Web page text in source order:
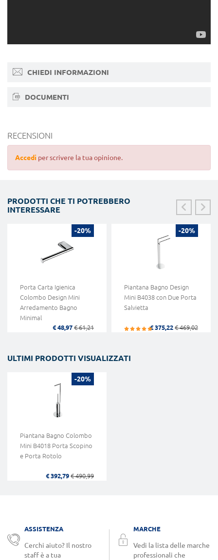
CHIEDI INFORMAZIONI
DOCUMENTI
RECENSIONI
Accedi per scrivere la tua opinione.
PRODOTTI CHE TI POTREBBERO
INTERESSARE
-20%
Porta Carta Igienica
Colombo Design Mini
Arredamento Bagno
Minimal
€ 48,97 € 61,21
-20%
Piantana Bagno Design
Mini B4038 con Due Porta
Salvietta
€ 375,22 € 469,02
ULTIMI PRODOTTI VISUALIZZATI
-20%
Piantana Bagno Colombo
Mini B4018 Porta Scopino
e Porta Rotolo
€ 392,79 € 490,99
ASSISTENZA
Cerchi aiuto? Il nostro
staff è a tua
MARCHE
Vedi la lista delle marche
professionali che